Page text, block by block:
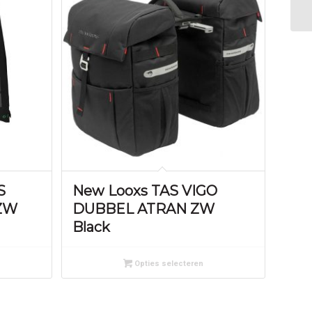
New Looxs TAS VIGO
DUBBEL ATRAN ZW
Black
Opties selecteren